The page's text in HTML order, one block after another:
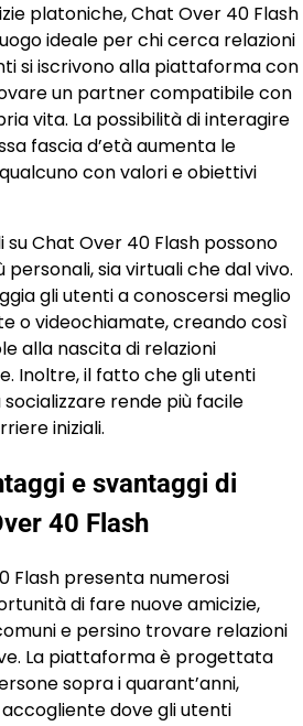
platoniche, Chat Over 40 Flash
ideale per chi cerca relazioni
si iscrivono alla piattaforma con
un partner compatibile con
vita. La possibilità di interagire
fascia d’età aumenta le
con valori e obiettivi
su Chat Over 40 Flash possono
sia virtuali che dal vivo.
gli utenti a conoscersi meglio
o videochiamate, creando così
alla nascita di relazioni
Inoltre, il fatto che gli utenti
rende più facile
iniziali.
e svantaggi di
40 Flash
Flash presenta numerosi
di fare nuove amicizie,
e persino trovare relazioni
La piattaforma è progettata
sopra i quarant’anni,
dove gli utenti